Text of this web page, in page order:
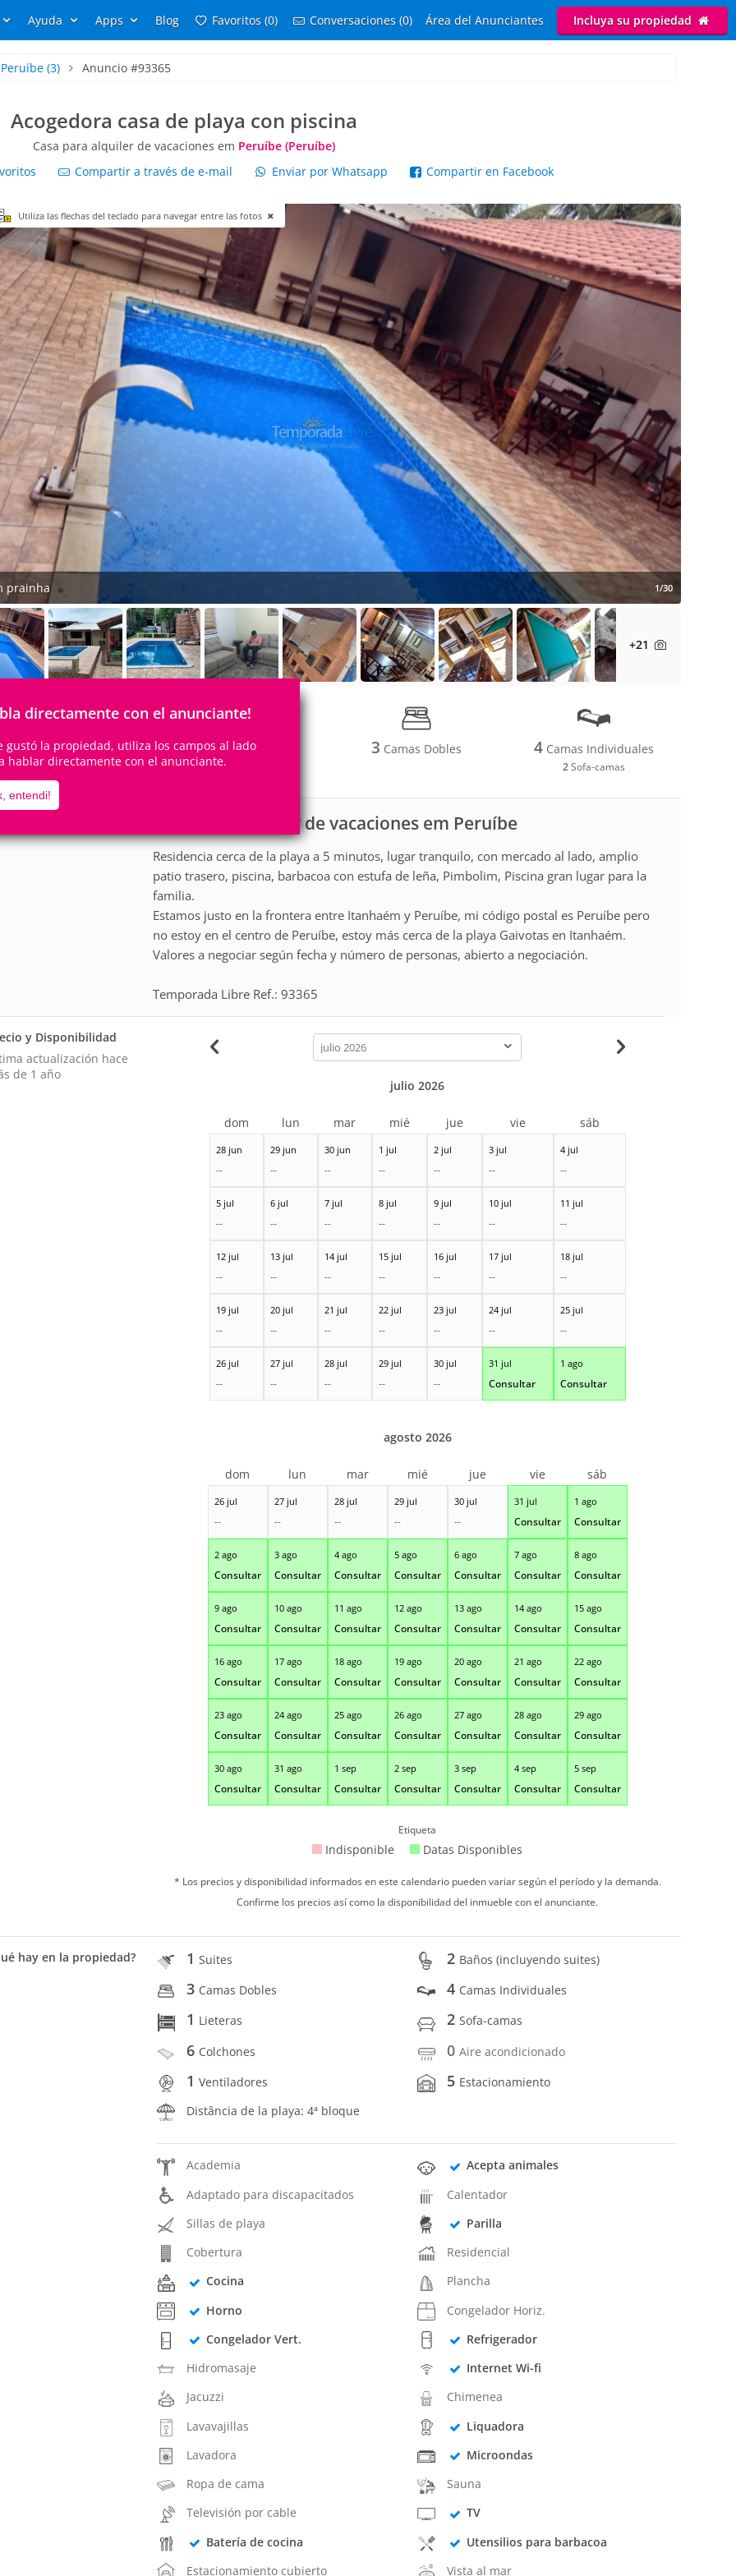
Ayuda Apps Blog Favoritos (0) Conversaciones (0) Área del Anunciantes Incluya su propiedad
Peruíbe(3) Anuncio #93365
Acogedora casa de playa con piscina
Casa para alquiler de vacaciones em Peruíbe (Peruíbe)
Compartir a través de e-mail Enviar por Whatsapp Compartir en Facebook
directamente con el anunciante!
gustó la propiedad, utiliza los campos al lado
hablar directamente con el anunciante.
entendi!
Utiliza las flechas del teclado para navegar entre las fotos
prainha 1/30
+21
15Personas 3Cuartos
1
3 Camas Dobles 4Camas Individuales
2 Sofa-camas
Casa para alquiler de vacaciones em Peruíbe
Residencia cerca de la playa a 5 minutos, lugar tranquilo, con mercado al lado, amplio
patio trasero, piscina, barbacoa con estufa de leña, Pimbolim, Piscina gran lugar para la
familia.
Estamos justo en la frontera entre Itanhaém y Peruíbe, mi código postal es Peruíbe pero
no estoy en el centro de Peruíbe, estoy más cerca de la playa Gaivotas en Itanhaém.
Valores a negociar según fecha y número de personas, abierto a negociación.
Temporada Libre Ref.: 93365
y Disponibilidad
actualización hace
de 1 año
calendar-
month
28 jun
--
29 jun
--
30 jun
--
1 jul
--
2 jul
--
3 jul
--
4 jul
--
5 jul
--
6 jul
--
7 jul
--
8 jul
--
9 jul
--
10 jul
--
11 jul
--
12 jul
--
13 jul
--
14 jul
--
15 jul
--
16 jul
--
17 jul
--
18 jul
--
19 jul
--
20 jul
--
21 jul
--
22 jul
--
23 jul
--
24 jul
--
25 jul
--
26 jul
--
27 jul
--
28 jul
--
29 jul
--
30 jul
--
31 jul
Consultar
1 ago
Consultar
julio 2026
dom lun mar mié jue vie sáb
26 jul
--
27 jul
--
28 jul
--
29 jul
--
30 jul
--
31 jul
Consultar
1 ago
Consultar
2 ago
Consultar
3 ago
Consultar
4 ago
Consultar
5 ago
Consultar
6 ago
Consultar
7 ago
Consultar
8 ago
Consultar
9 ago
Consultar
10 ago
Consultar
11 ago
Consultar
12 ago
Consultar
13 ago
Consultar
14 ago
Consultar
15 ago
Consultar
16 ago
Consultar
17 ago
Consultar
18 ago
Consultar
19 ago
Consultar
20 ago
Consultar
21 ago
Consultar
22 ago
Consultar
23 ago
Consultar
24 ago
Consultar
25 ago
Consultar
26 ago
Consultar
27 ago
Consultar
28 ago
Consultar
29 ago
Consultar
30 ago
Consultar
31 ago
Consultar
1 sep
Consultar
2 sep
Consultar
3 sep
Consultar
4 sep
Consultar
5 sep
Consultar
agosto 2026
dom lun mar mié jue vie sáb
Etiqueta
Indisponible Datas Disponibles
* Los precios y disponibilidad informados en este calendario pueden variar según el período y la demanda.
Confirme los precios así como la disponibilidad del inmueble con el anunciante.
hay en la propiedad? 1Suites 2 Baños (incluyendo suites)
3 Camas Dobles 4 Camas Individuales
1 Lieteras 2Sofa-camas
6 Colchones 0Aire acondicionado
1Ventiladores 5 Estacionamiento
Distância de la playa: 4ª bloque
Academia
Acepta animales
Adaptado para discapacitados
Calentador
Sillas de playa
Parilla
Cobertura
Residencial
Cocina
Plancha
Horno
Congelador Horiz.
Congelador Vert.
Refrigerador
Hidromasaje
Internet Wi-fi
Jacuzzi
Chimenea
Lavavajillas
Liquadora
Lavadora
Microondas
Ropa de cama
Sauna
Televisión por cable
TV
Batería de cocina
Utensilios para barbacoa
Estacionamiento cubierto
Vista al mar